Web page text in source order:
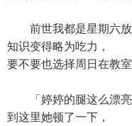
前世我都是星期六放
知识变得略为吃力，
要不要也选择周日在教
「婷婷的腿这么漂亮
到这里她顿了一下，